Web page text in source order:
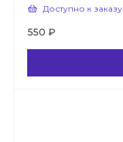
Доступно к заказу
550 ₽